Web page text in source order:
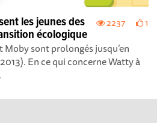
2237 1
les jeunes des
écologique
sont prolongés jusqu’en
En ce qui concerne Watty à